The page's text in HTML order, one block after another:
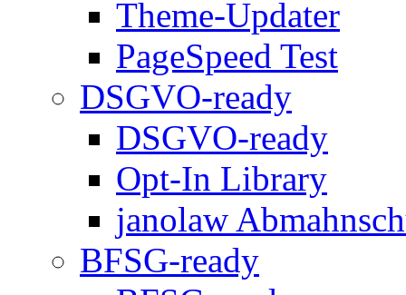
Theme-Updater
PageSpeed Test
DSGVO-ready
DSGVO-ready
Opt-In Library
janolaw
BFSG-ready